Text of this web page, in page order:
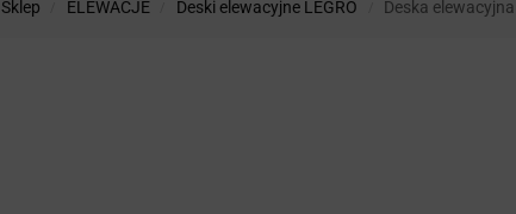
Sklep ELEWACJE Deski elewacyjne LEGRO Deska